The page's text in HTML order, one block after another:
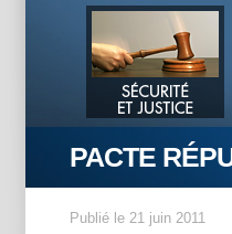
PACTE
Publié le 21 juin 2011